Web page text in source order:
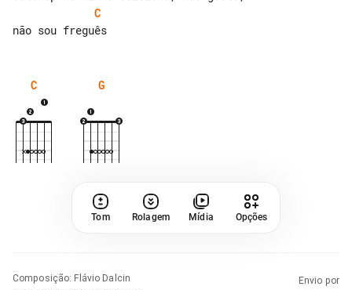
C
C G
Tom Rolagem Mídia Opções
Composição: Flávio Dalcin
Envio por